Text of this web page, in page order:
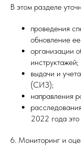
В этом разделе
проведения
обновление ее
организации
инструктажей;
выдачи и
(СИЗ);
направления
2022 года это
6. Мониторинг и